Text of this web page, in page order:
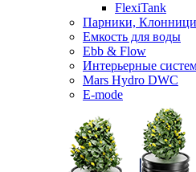
FlexiTank
Парники, Клонници
Емкость для воды
Ebb & Flow
Интерьерные
Mars Hydro DWC
E-mode